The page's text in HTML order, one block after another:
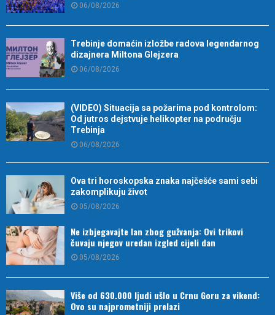
06/08/2026
Trebinje domaćin izložbe radova legendarnog
dizajnera Miltona Glejzera
06/08/2026
(VIDEO) Situacija sa požarima pod kontrolom:
Od jutros dejstvuje helikopter na području
Trebinja
06/08/2026
Ova tri horoskopska znaka najčešće sami sebi
zakomplikuju život
05/08/2026
Ne izbjegavajte lan zbog gužvanja: Ovi trikovi
čuvaju njegov uredan izgled cijeli dan
05/08/2026
Više od 630.000 ljudi ušlo u Crnu Goru za vikend:
Ovo su najprometniji prelazi